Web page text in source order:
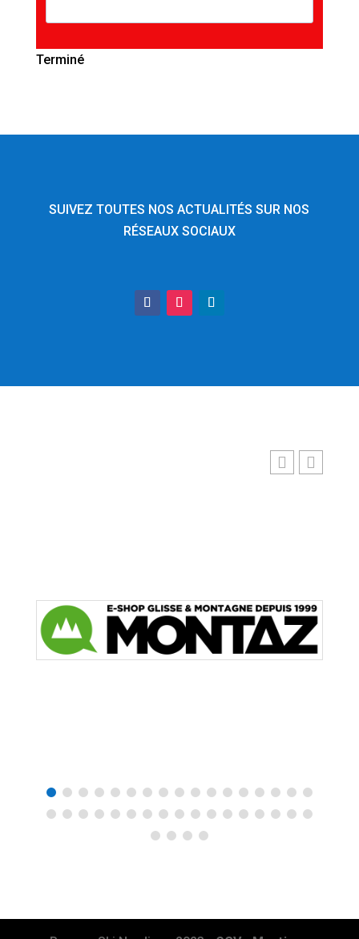
Terminé
SUIVEZ TOUTES NOS ACTUALITÉS SUR NOS
RÉSEAUX SOCIAUX